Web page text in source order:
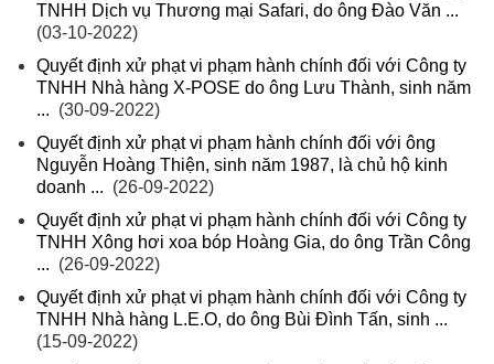
TNHH Dịch vụ Thương mại Safari, do ông Đào Văn ...
(03-10-2022)
Quyết định xử phạt vi phạm hành chính đối với Công ty
TNHH Nhà hàng X-POSE do ông Lưu Thành, sinh năm
... (30-09-2022)
Quyết định xử phạt vi phạm hành chính đối với ông
Nguyễn Hoàng Thiện, sinh năm 1987, là chủ hộ kinh
doanh ... (26-09-2022)
Quyết định xử phạt vi phạm hành chính đối với Công ty
TNHH Xông hơi xoa bóp Hoàng Gia, do ông Trần Công
... (26-09-2022)
Quyết định xử phạt vi phạm hành chính đối với Công ty
TNHH Nhà hàng L.E.O, do ông Bùi Đình Tấn, sinh ...
(15-09-2022)